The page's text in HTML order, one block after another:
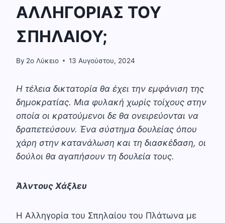
ΑΛΛΗΓΟΡΙΑΣ ΤΟΥ
ΣΠΗΛΑΙΟΥ;
By 2o Λύκειο 13 Αυγούστου, 2024
Η τέλεια δικτατορία θα έχει την εμφάνιση της
δημοκρατίας. Μια φυλακή χωρίς τοίχους στην
οποία οι κρατούμενοι δε θα ονειρεύονται να
δραπετεύσουν. Ένα σύστημα δουλείας όπου
χάρη στην κατανάλωση και τη διασκέδαση, οι
δούλοι θα αγαπήσουν τη δουλεία τους.
Άλντους Χάξλευ
Η Αλληγορία του Σπηλαίου του Πλάτωνα με